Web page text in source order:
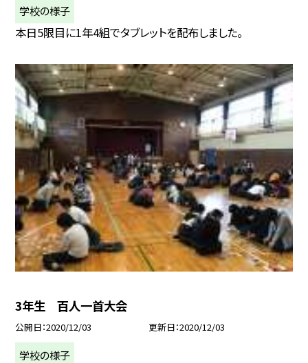
学校の様子
本日5限目に1年4組でタブレットを配布しました。
3年生 百人一首大会
公開日 2020/12/03 更新日 2020/12/03
学校の様子